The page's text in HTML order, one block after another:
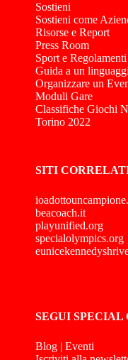
Sostieni
Sostieni come
Risorse e Report
Press Room
Sport e Regolamenti
Guida a un
Organizzare un
Moduli Gare
Classifiche Giochi
Torino 2022
SITI
beacoach.it
playunified.org
specialolympics.org
SEGUI SPECIAL
Blog | Eventi